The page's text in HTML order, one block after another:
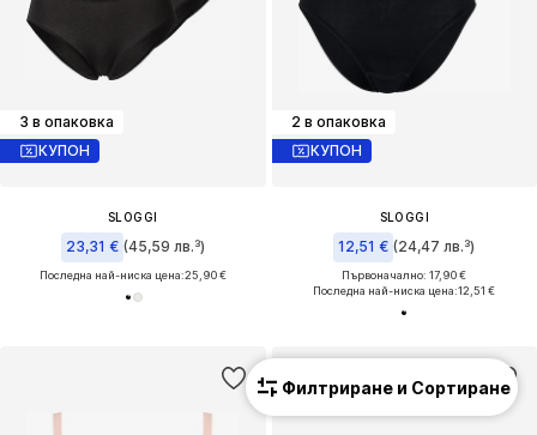
3 в опаковка
КУПОН
SLOGGI
23,31 € (45,59 лв.³)
Последна най-ниска цена:25,90 €
2 в опаковка
КУПОН
SLOGGI
12,51 € (24,47 лв.³)
Първоначално: 17,90 €
Последна най-ниска цена:12,51 €
Филтриране и Сортиране